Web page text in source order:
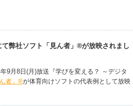
弊社ソフト「見ん者」®が放映されまし
9月8日(月)放送『学びを変える？ ～デジタ
者」®が体育向けソフトの代表例として放映